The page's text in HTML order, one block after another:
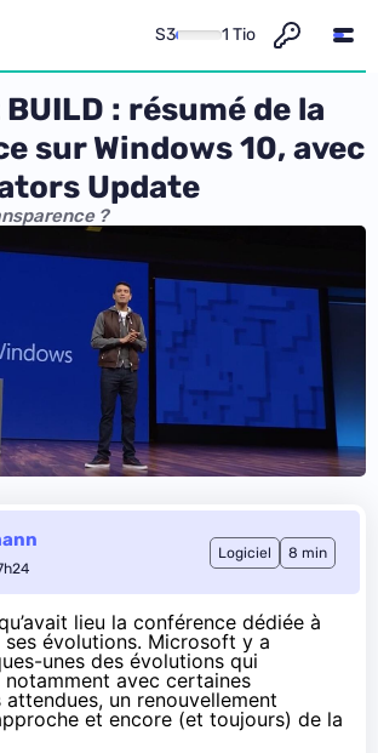
S3 1 Tio
: résumé de la
sur Windows 10, avec
Update
?
Logiciel 8 min
lieu la conférence dédiée à
ses évolutions. Microsoft y a
unes des évolutions qui
notamment avec certaines
un renouvellement
et encore (et toujours) de la